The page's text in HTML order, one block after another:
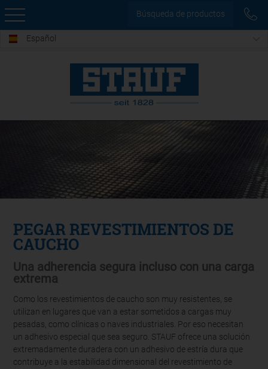
Búsqueda de productos
Español
PEGAR REVESTIMIENTOS DE
CAUCHO
Una adherencia segura incluso con una carga
extrema
Como los revestimientos de caucho son muy resistentes, se
utilizan en lugares que van a estar sometidos a cargas muy
pesadas, como clínicas o naves industriales. Por eso necesitan
un adhesivo especial que sea seguro. STAUF ofrece una solución
extremadamente duradera con un adhesivo de estría dura que
contribuye a la estabilidad dimensional del revestimiento de